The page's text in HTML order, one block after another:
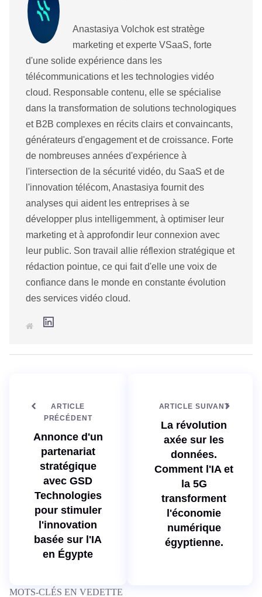
Anastasiya Volchok est stratège
marketing et experte VSaaS, forte
d'une solide expérience dans les
télécommunications et les technologies vidéo
cloud. Responsable contenu, elle se spécialise
dans la transformation de solutions technologiques
et B2B complexes en récits clairs et convaincants,
générateurs d'engagement et de croissance. Forte
de nombreuses années d'expérience à
l'intersection de la sécurité vidéo, du SaaS et de
l'innovation télécom, Anastasiya fournit des
analyses qui aident les entreprises à se
développer plus intelligemment, à optimiser leur
marketing et à approfondir leur connexion avec
leur public. Son travail allie réflexion stratégique et
rédaction pointue, ce qui fait d'elle une voix de
confiance dans le monde en constante évolution
des services vidéo cloud.
ARTICLE
PRÉCÉDENT
Annonce d'un
partenariat
stratégique
avec GSD
Technologies
pour stimuler
l'innovation
basée sur l'IA
en Égypte
ARTICLE SUIVANT
La révolution
axée sur les
données.
Comment l'IA et
la 5G
transforment
l'économie
numérique
égyptienne.
MOTS-CLÉS EN VEDETTE